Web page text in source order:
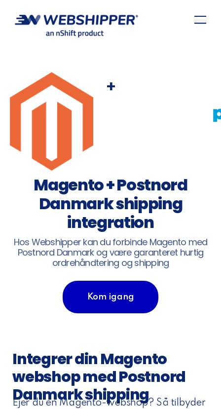
+
Magento + Postnord
Danmark shipping
integration
Hos Webshipper kan du forbinde Magento med
Postnord Danmark og være garanteret hurtig
ordrehåndtering og shipping
Kom igang
Integrer din Magento
webshop med Postnord
Danmark shipping
Ejer du en Magento-webshop? Så tilbyder